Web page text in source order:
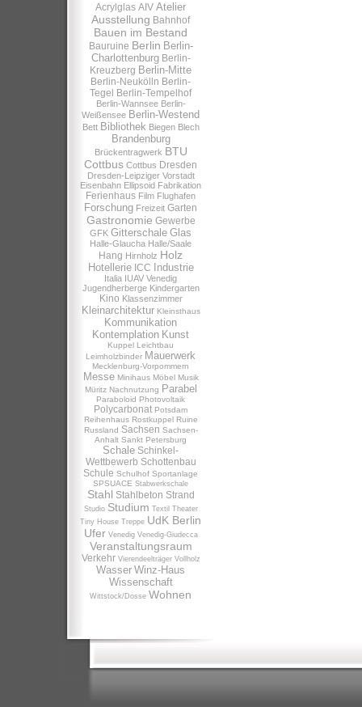
Acrylglas AIV Atelier
Ausstellung Bahnhof
Bauen im Bestand
Bauruine Berlin Berlin-
Charlottenburg Berlin-
Kreuzberg Berlin-Mitte
Berlin-Neukölln Berlin-
Tegel
Berlin-Tempelhof
Berlin-Wannsee Berlin-
Weißensee Berlin-Westend
Bett Bibliothek Biegen Blech
Brandenburg
Brückentragwerk BTU
Cottbus Cottbus Dresden
Dresden-Leipziger Vorstadt
Eisenbahn Ellipsoid Fabrikation
Ferienhaus Film Flughafen
Forschung Freizeit Garten
Gastronomie Gewerbe
GFK Gitterschale Glas
Halle-Glaucha Halle/Saale
Hang Hirnholz Holz
Hotellerie ICC Industrie
Italia IUAV Venedig
Jugendherberge Kindergarten
Kino Klassenzimmer
Kleinarchitektur Kleinsthaus
Kommunikation
Kontemplation Kunst
Kuppel Leichtbau
Leimholzbinder Mauerwerk
Mecklenburg-Vorpommern
Messe Minihaus Möbel Musik
Müritz Nachnutzung Parabel
Paraboloid Photovoltaik
Polycarbonat Potsdam
Reihenhaus Rostkuppel Ruine
Russland Sachsen Sachsen-
Anhalt Sankt Petersburg
Schale Schinkel-
Wettbewerb Schottenbau
Schule Schulhof Sportanlage
SPSUACE Stabwerkschale
Stahl Stahlbeton Strand
Studio Studium Textil Theater
Tiny House Treppe UdK Berlin
Ufer Venedig Venedig-Giudecca
Veranstaltungsraum
Verkehr Vierendeelträger Vollholz
Wasser Winz-Haus
Wissenschaft
Wittstock/Dosse Wohnen